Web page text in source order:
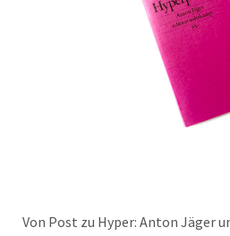
Von Post zu Hyper: Anton Jäger